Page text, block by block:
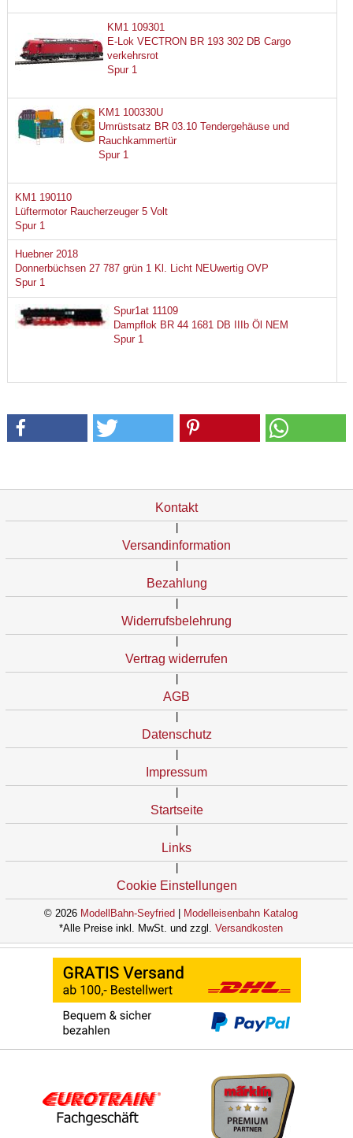
KM1 109301
E-Lok VECTRON BR 193 302 DB Cargo
verkehrsrot
Spur 1
KM1 100330U
Umrüstsatz BR 03.10 Tendergehäuse und
Rauchkammertür
Spur 1
KM1 190110
Lüftermotor Raucherzeuger 5 Volt
Spur 1
Huebner 2018
Donnerbüchsen 27 787 grün 1 Kl. Licht NEUwertig OVP
Spur 1
Spur1at 11109
Dampflok BR 44 1681 DB IIIb Öl NEM
Spur 1
Kontakt
Versandinformation
Bezahlung
Widerrufsbelehrung
Vertrag widerrufen
AGB
Datenschutz
Impressum
Startseite
Links
Cookie Einstellungen
© 2026 ModellBahn-Seyfried
Modelleisenbahn Katalog
*Alle Preise inkl. MwSt. und zzgl. Versandkosten